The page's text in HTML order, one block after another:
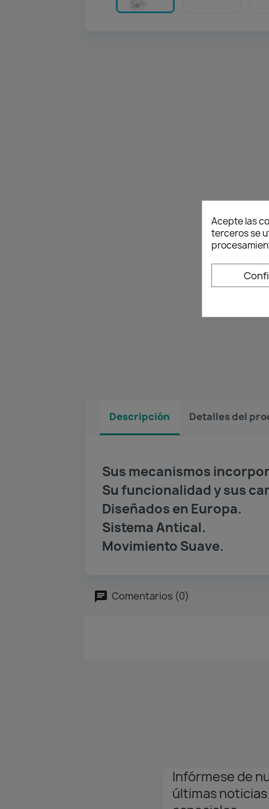
Descripción Detalles del
Sus mecanismos
Su funcionalidad y sus
Diseñados en Europa.
Sistema Antical.
Movimiento Suave.
Comentarios (0)
Infórmese de
últimas
Acepte las
terceros se